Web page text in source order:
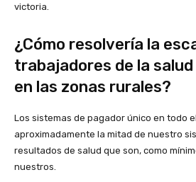
victoria.
¿Cómo resolvería la
trabajadores de la
en las zonas rurales?
Los sistemas de pagador único en todo
aproximadamente la mitad de nuestro
resultados de salud que son, como
nuestros.